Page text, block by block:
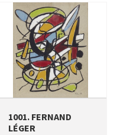
1001. FERNAND
LÉGER